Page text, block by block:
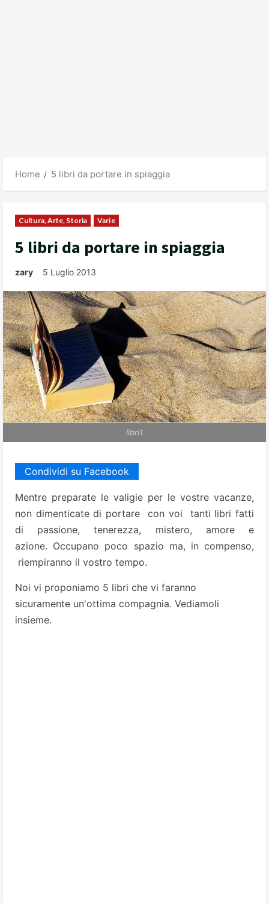
Home 5 libri da portare in spiaggia
Cultura, Arte, Storia Varie
5 libri da portare in spiaggia
zary 5 Luglio 2013
libri1
Condividi su Facebook
Mentre preparate le valigie per le vostre vacanze,
non dimenticate di portare con voi tanti libri fatti
di passione, tenerezza, mistero, amore e
azione. Occupano poco spazio ma, in compenso,
riempiranno il vostro tempo.
Noi vi proponiamo 5 libri che vi faranno
sicuramente un'ottima compagnia. Vediamoli
insieme.